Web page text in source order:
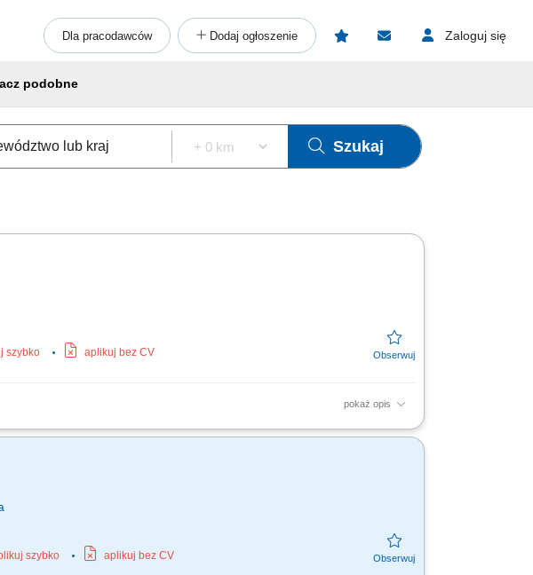
Dla pracodawców Dodaj ogłoszenie Zaloguj się
podobne
Szukaj
szybko aplikuj bez CV
pokaż opis
oraz przyjmowanie pojazdów zgodnie z obowiązującymi
szybko aplikuj bez CV